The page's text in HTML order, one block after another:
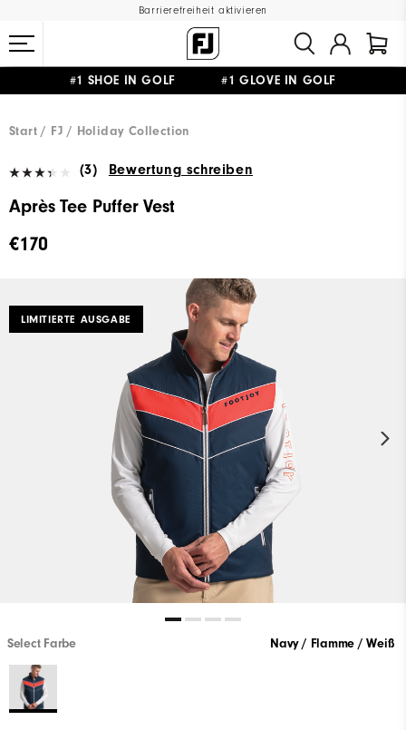
Barrierefreiheit aktivieren
#1 SHOE IN GOLF #1 GLOVE IN GOLF
Start
FJ Holiday Collection
(3) Bewertung schreiben
Après Tee Puffer Vest
€170
LIMITIERTE AUSGABE
Select Farbe Navy / Flamme / Weiß